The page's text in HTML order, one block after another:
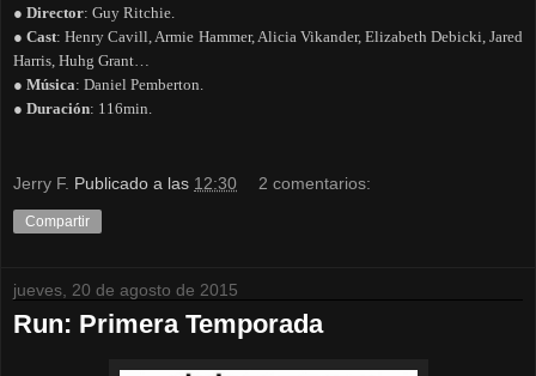
● Director: Guy Ritchie.
● Cast: Henry Cavill, Armie Hammer, Alicia Vikander, Elizabeth Debicki, Jared
Harris, Huhg Grant…
● Música: Daniel Pemberton.
● Duración: 116min.
Jerry F. Publicado a las 12:30 2 comentarios:
Compartir
jueves, 20 de agosto de 2015
Run: Primera Temporada